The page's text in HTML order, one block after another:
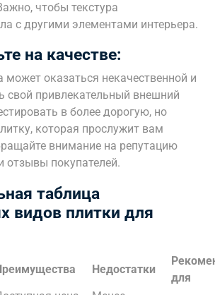
чтобы текстура
с другими элементами интерьера.
на качестве:
оказаться некачественной и
свой привлекательный внешний
в более дорогую, но
которая прослужит вам
внимание на репутацию
отзывы покупателей.
таблица
видов плитки для
Недостатки
для